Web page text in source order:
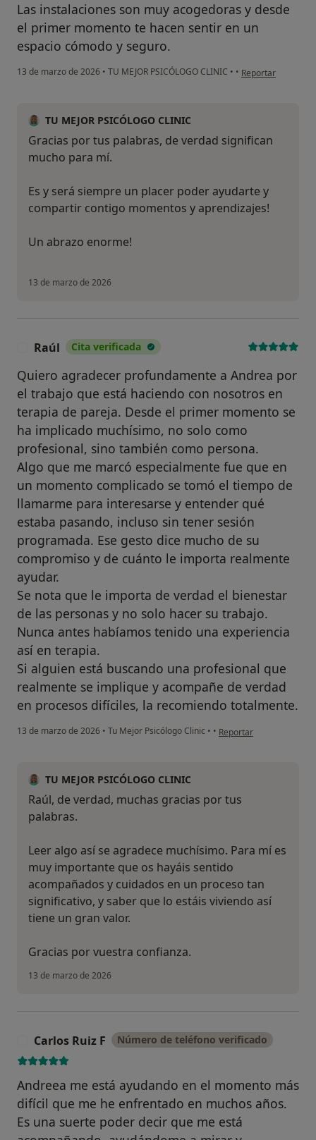
Las instalaciones son muy acogedoras y desde
el primer momento te hacen sentir en un
espacio cómodo y seguro.
13 de marzo de 2026 • TU MEJOR PSICÓLOGO CLINIC • • en opinión del
Reportar
TU MEJOR PSICÓLOGO CLINIC
Gracias por tus palabras, de verdad significan
mucho para mí.
Es y será siempre un placer poder ayudarte y
compartir contigo momentos y aprendizajes!
Un abrazo enorme!
13 de marzo de 2026
Raúl Cita verificada
Quiero agradecer profundamente a Andrea por
el trabajo que está haciendo con nosotros en
terapia de pareja. Desde el primer momento se
ha implicado muchísimo, no solo como
profesional, sino también como persona.
Algo que me marcó especialmente fue que en
un momento complicado se tomó el tiempo de
llamarme para interesarse y entender qué
estaba pasando, incluso sin tener sesión
programada. Ese gesto dice mucho de su
compromiso y de cuánto le importa realmente
ayudar.
Se nota que le importa de verdad el bienestar
de las personas y no solo hacer su trabajo.
Nunca antes habíamos tenido una experiencia
así en terapia.
Si alguien está buscando una profesional que
realmente se implique y acompañe de verdad
en procesos difíciles, la recomiendo totalmente.
13 de marzo de 2026 • Tu Mejor Psicólogo Clinic • • en opinión del usuario
Reportar
TU MEJOR PSICÓLOGO CLINIC
Raúl, de verdad, muchas gracias por tus
palabras.
Leer algo así se agradece muchísimo. Para mí es
muy importante que os hayáis sentido
acompañados y cuidados en un proceso tan
significativo, y saber que lo estáis viviendo así
tiene un gran valor.
Gracias por vuestra confianza.
13 de marzo de 2026
Carlos Ruiz F Número de teléfono verificado
Andreea me está ayudando en el momento más
difícil que me he enfrentado en muchos años.
Es una suerte poder decir que me está